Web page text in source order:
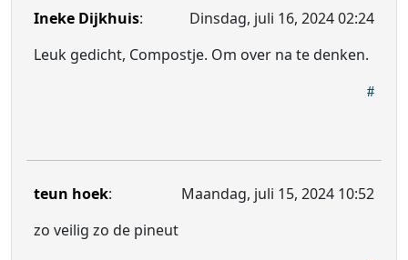
Ineke Dijkhuis:
Dinsdag, juli 16, 2024 02:24
Leuk gedicht, Compostje. Om over na te denken.
teun hoek:
Maandag, juli 15, 2024 10:52
zo veilig zo de pineut